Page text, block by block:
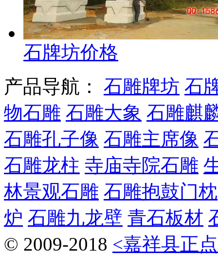
石牌坊价格
产品导航： 石雕牌坊 石
物石雕 石雕大象 石雕麒
石雕孔子像 石雕主席像
石雕龙柱 寺庙寺院石雕
林景观石雕 石雕抱鼓门枕
炉 石雕九龙壁 青石板材
© 2009-2018 <嘉祥县正